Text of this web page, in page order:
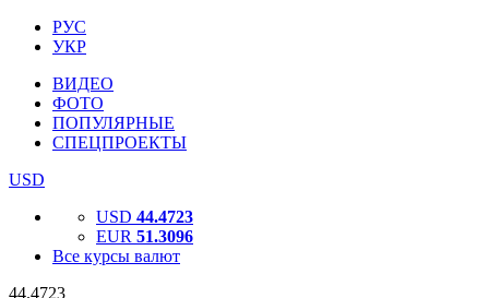
РУС
УКР
ВИДЕО
ФОТО
ПОПУЛЯРНЫЕ
СПЕЦПРОЕКТЫ
USD
USD 44.4723
EUR 51.3096
Все курсы валют
44.4723